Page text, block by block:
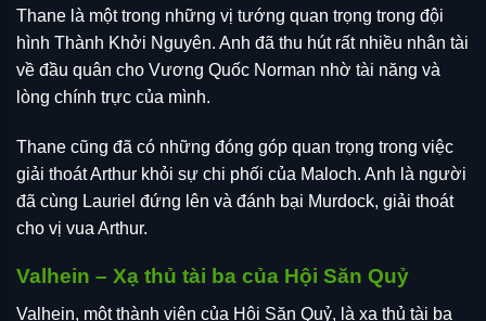
Thane là một trong những vị tướng quan trọng trong đội
hình Thành Khởi Nguyên. Anh đã thu hút rất nhiều nhân tài
về đầu quân cho Vương Quốc Norman nhờ tài năng và
lòng chính trực của mình.
Thane cũng đã có những đóng góp quan trọng trong việc
giải thoát Arthur khỏi sự chi phối của Maloch. Anh là người
đã cùng Lauriel đứng lên và đánh bại Murdock, giải thoát
cho vị vua Arthur.
Valhein – Xạ thủ tài ba của Hội Săn Quỷ
Valhein, một thành viên của Hội Săn Quỷ, là xạ thủ tài ba